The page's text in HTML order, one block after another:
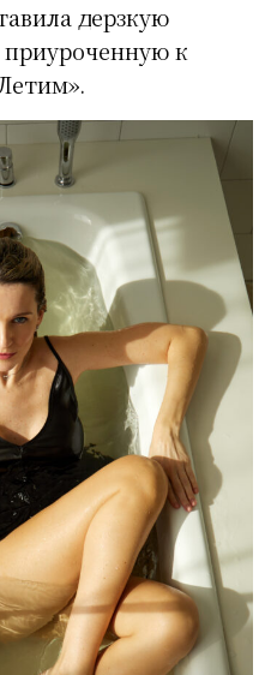
дерзкую
к